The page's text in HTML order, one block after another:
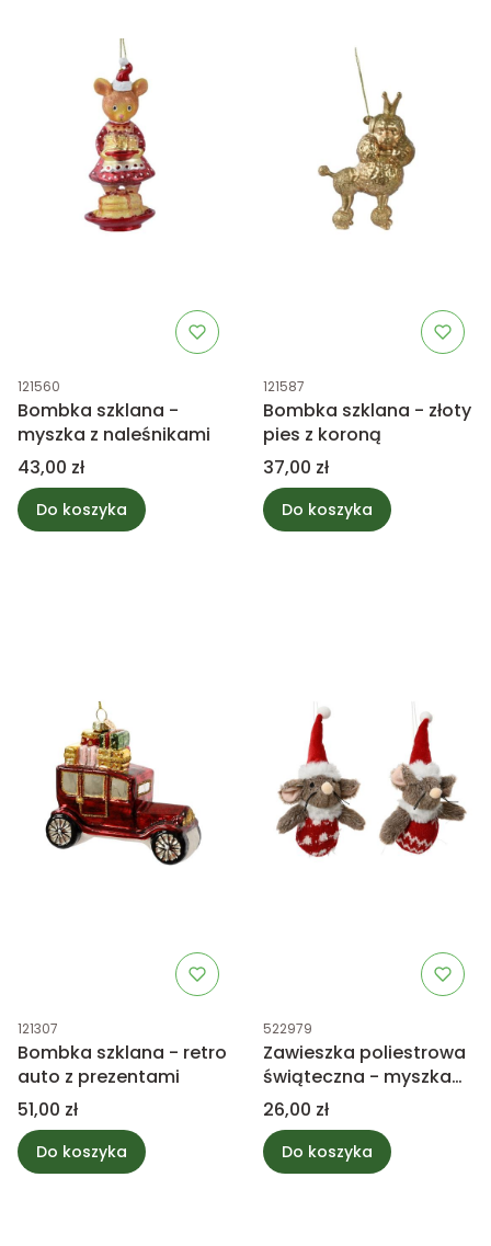
Kod produktu
121560
Bombka szklana -
myszka z naleśnikami
Cena
43,00 zł
Do koszyka
Kod produktu
121587
Bombka szklana - złoty
pies z koroną
Cena
37,00 zł
Do koszyka
Kod produktu
121307
Bombka szklana - retro
auto z prezentami
Cena
51,00 zł
Do koszyka
Kod produktu
522979
Zawieszka poliestrowa
świąteczna - myszka
mix 1szt.
Cena
26,00 zł
Do koszyka